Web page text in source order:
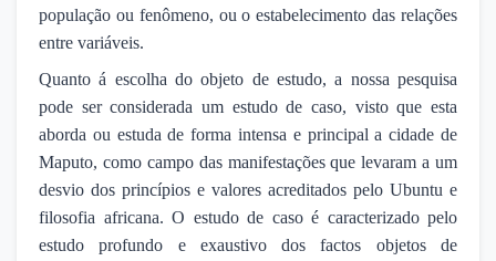
população ou fenômeno, ou o estabelecimento das relações
entre variáveis.
Quanto á escolha do objeto de estudo, a nossa pesquisa
pode ser considerada um estudo de caso, visto que esta
aborda ou estuda de forma intensa e principal a cidade de
Maputo, como campo das manifestações que levaram a um
desvio dos princípios e valores acreditados pelo Ubuntu e
filosofia africana. O estudo de caso é caracterizado pelo
estudo profundo e exaustivo dos factos objetos de